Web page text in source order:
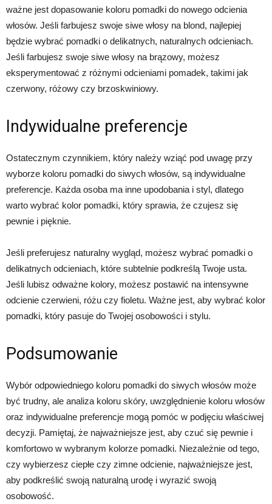
ważne jest dopasowanie koloru pomadki do nowego odcienia
włosów. Jeśli farbujesz swoje siwe włosy na blond, najlepiej
będzie wybrać pomadki o delikatnych, naturalnych odcieniach.
Jeśli farbujesz swoje siwe włosy na brązowy, możesz
eksperymentować z różnymi odcieniami pomadek, takimi jak
czerwony, różowy czy brzoskwiniowy.
Indywidualne preferencje
Ostatecznym czynnikiem, który należy wziąć pod uwagę przy
wyborze koloru pomadki do siwych włosów, są indywidualne
preferencje. Każda osoba ma inne upodobania i styl, dlatego
warto wybrać kolor pomadki, który sprawia, że czujesz się
pewnie i pięknie.
Jeśli preferujesz naturalny wygląd, możesz wybrać pomadki o
delikatnych odcieniach, które subtelnie podkreślą Twoje usta.
Jeśli lubisz odważne kolory, możesz postawić na intensywne
odcienie czerwieni, różu czy fioletu. Ważne jest, aby wybrać kolor
pomadki, który pasuje do Twojej osobowości i stylu.
Podsumowanie
Wybór odpowiedniego koloru pomadki do siwych włosów może
być trudny, ale analiza koloru skóry, uwzględnienie koloru włosów
oraz indywidualne preferencje mogą pomóc w podjęciu właściwej
decyzji. Pamiętaj, że najważniejsze jest, aby czuć się pewnie i
komfortowo w wybranym kolorze pomadki. Niezależnie od tego,
czy wybierzesz ciepłe czy zimne odcienie, najważniejsze jest,
aby podkreślić swoją naturalną urodę i wyrazić swoją
osobowość.